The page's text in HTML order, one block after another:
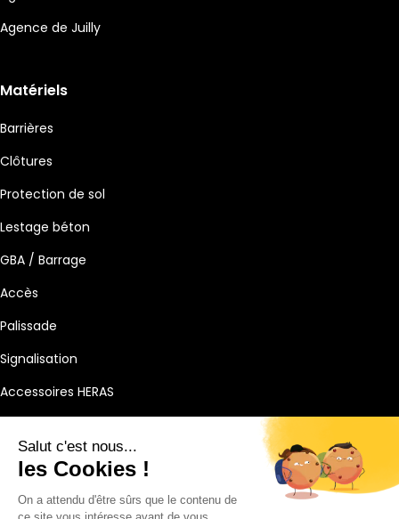
Agence de Juilly
Matériels
Barrières
Clôtures
Protection de sol
Lestage béton
GBA / Barrage
Accès
Palissade
Signalisation
Accessoires HERAS
CGL
Salut c'est nous...
les Cookies !
On a attendu d'être sûrs que le contenu de
ce site vous intéresse avant de vous